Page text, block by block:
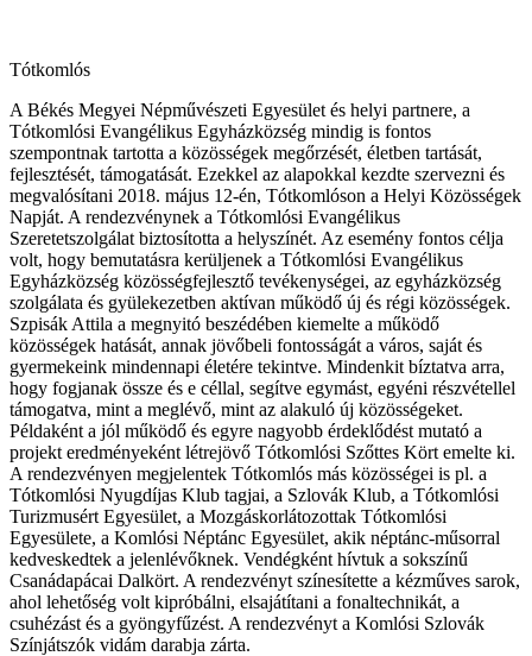
Tótkomlós
A Békés Megyei Népművészeti Egyesület és helyi partnere, a
Tótkomlósi Evangélikus Egyházközség mindig is fontos
szempontnak tartotta a közösségek megőrzését, életben tartását,
fejlesztését, támogatását. Ezekkel az alapokkal kezdte szervezni és
megvalósítani 2018. május 12-én, Tótkomlóson a Helyi Közösségek
Napját. A rendezvénynek a Tótkomlósi Evangélikus
Szeretetszolgálat biztosította a helyszínét. Az esemény fontos célja
volt, hogy bemutatásra kerüljenek a Tótkomlósi Evangélikus
Egyházközség közösségfejlesztő tevékenységei, az egyházközség
szolgálata és gyülekezetben aktívan működő új és régi közösségek.
Szpisák Attila a megnyitó beszédében kiemelte a működő
közösségek hatását, annak jövőbeli fontosságát a város, saját és
gyermekeink mindennapi életére tekintve. Mindenkit bíztatva arra,
hogy fogjanak össze és e céllal, segítve egymást, egyéni részvétellel
támogatva, mint a meglévő, mint az alakuló új közösségeket.
Példaként a jól működő és egyre nagyobb érdeklődést mutató a
projekt eredményeként létrejövő Tótkomlósi Szőttes Kört emelte ki.
A rendezvényen megjelentek Tótkomlós más közösségei is pl. a
Tótkomlósi Nyugdíjas Klub tagjai, a Szlovák Klub, a Tótkomlósi
Turizmusért Egyesület, a Mozgáskorlátozottak Tótkomlósi
Egyesülete, a Komlósi Néptánc Egyesület, akik néptánc-műsorral
kedveskedtek a jelenlévőknek. Vendégként hívtuk a sokszínű
Csanádapácai Dalkört. A rendezvényt színesítette a kézműves sarok,
ahol lehetőség volt kipróbálni, elsajátítani a fonaltechnikát, a
csuhézást és a gyöngyfűzést. A rendezvényt a Komlósi Szlovák
Színjátszók vidám darabja zárta.